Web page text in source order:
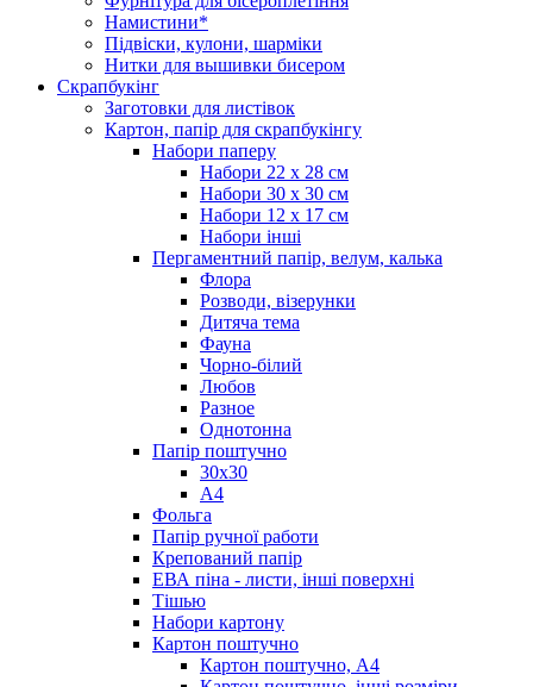
Намистини*
Підвіски, кулони, шарміки
Нитки для вышивки бисером
Скрапбукінг
Заготовки для листівок
Картон, папір для скрапбукінгу
Набори паперу
Набори 22 х 28 см
Набори 30 х 30 см
Набори 12 х 17 см
Набори інші
Пергаментний папір, велум, калька
Флора
Розводи, візерунки
Дитяча тема
Фауна
Чорно-білий
Любов
Разное
Однотонна
Папір поштучно
30х30
А4
Фольга
Папір ручної работи
Крепований папір
ЕВА піна - листи, інші поверхні
Тішью
Набори картону
Картон поштучно
Картон поштучно, А4